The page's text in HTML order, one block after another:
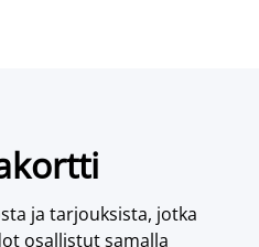
ja tarjouksista, jotka
osallistut samalla